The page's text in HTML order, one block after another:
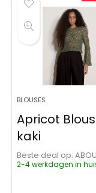
BLOUSES
Apricot
kaki
Beste deal op:
2-4 werkdagen in